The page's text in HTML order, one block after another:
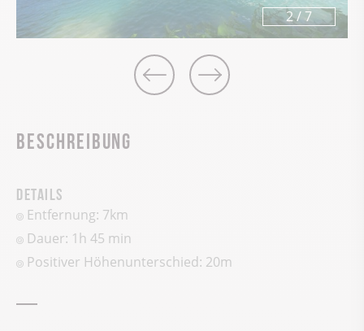
2/ 7
Beschreibung
Details
Entfernung: 7km
Dauer: 1h 45 min
Positiver Höhenunterschied: 20m